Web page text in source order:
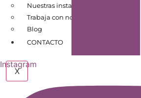
Nuestras instalaciones
Trabaja con nosotros
Blog
CONTACTO
X
Instagram